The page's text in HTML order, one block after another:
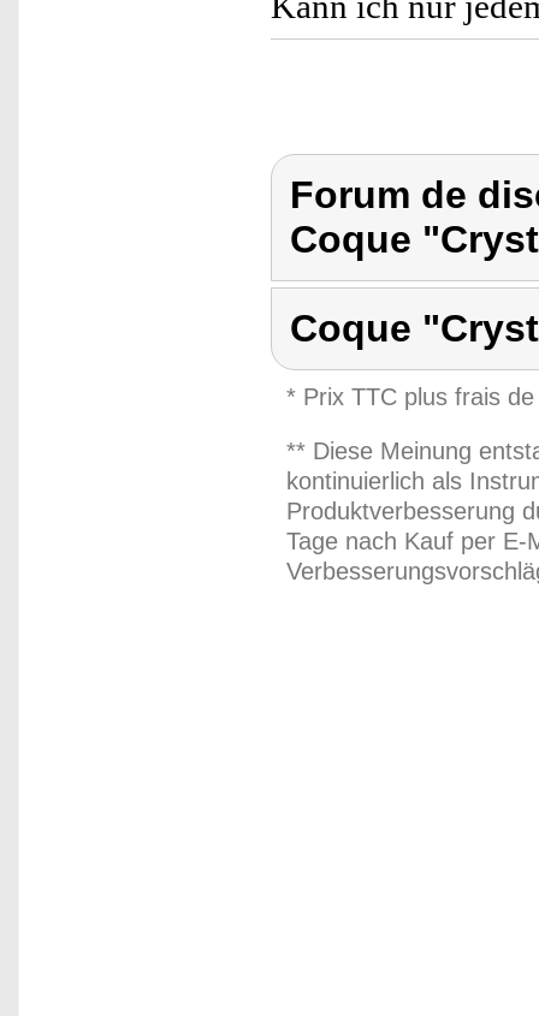
Forum de
Coque
Coque
* Prix TTC plus frais
** Diese Meinung
kontinuierlich als
Produktverbesserung
Tage nach Kauf per E-